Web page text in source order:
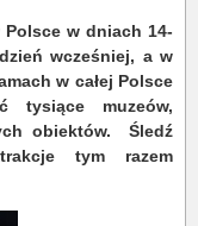
w dniach 14-
wcześniej, a w
w całej Polsce
tysiące muzeów,
obiektów. Śledź
tym razem